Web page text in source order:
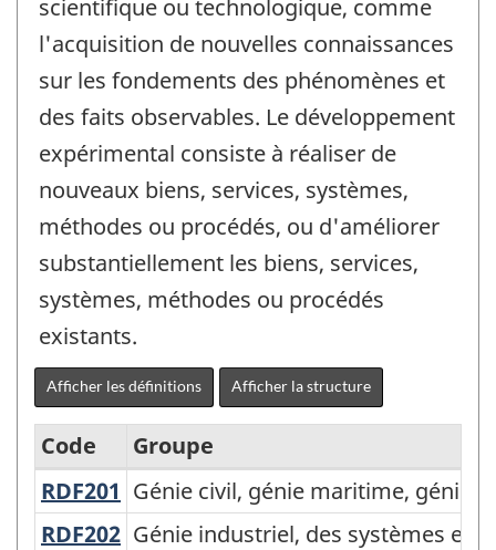
scientifique ou technologique, comme
l'acquisition de nouvelles connaissances
sur les fondements des phénomènes et
des faits observables. Le développement
expérimental consiste à réaliser de
nouveaux biens, services, systèmes,
méthodes ou procédés, ou d'améliorer
substantiellement les biens, services,
systèmes, méthodes ou procédés
existants.
Afficher les définitions Afficher la structure
Classification
Canadienne
Code
Groupe
RDF201 Génie civil, génie maritime,
Génie civil, génie maritime, génie
RDF202 Génie industriel, des systèmes et
Génie industriel, des systèmes et